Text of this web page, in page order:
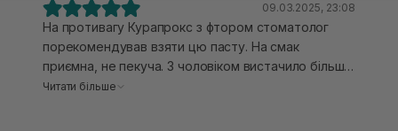
09.03.2025, 23:08
На противагу Курапрокс з фтором стоматолог
порекомендував взяти цю пасту. На смак
приємна, не пекуча. З чоловіком вистачило більше
2 місяців використання вранці та ввечері.
Читати більше